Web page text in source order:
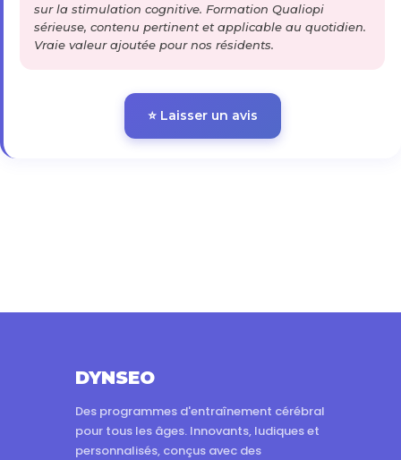
sur la stimulation cognitive. Formation Qualiopi
sérieuse, contenu pertinent et applicable au quotidien.
Vraie valeur ajoutée pour nos résidents.
⭐ Laisser un avis
DYNSEO
Des programmes d'entraînement cérébral
pour tous les âges. Innovants, ludiques et
personnalisés, conçus avec des